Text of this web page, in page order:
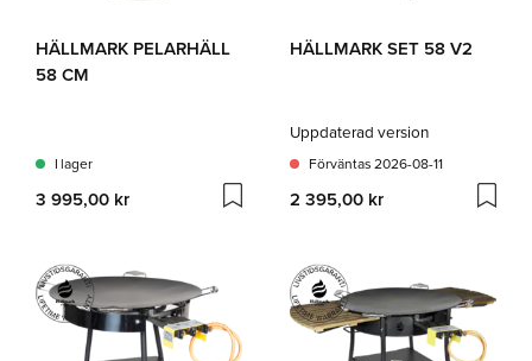
HÄLLMARK PELARHÄLL
58 CM
I lager
3 995,00 kr
HÄLLMARK SET 58 V2
Uppdaterad version
Förväntas 2026-08-11
2 395,00 kr